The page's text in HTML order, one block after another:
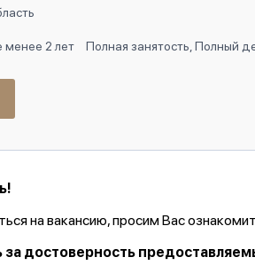
менее 2 лет Полная занятость, Полный
на вакансию, просим Вас
достоверность